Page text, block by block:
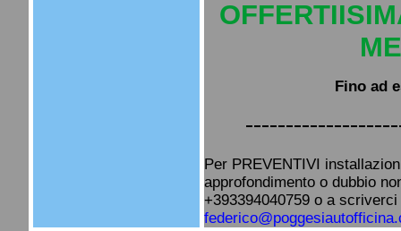
Fino ad
Per PREVENTIVI
approfondimento o dubbio
+393394040759 o a scriverci